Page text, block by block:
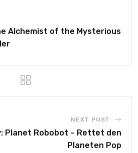
Alchemist of the Mysterious
NEXT POST
Planet Robobot – Rettet den
Planeten Pop